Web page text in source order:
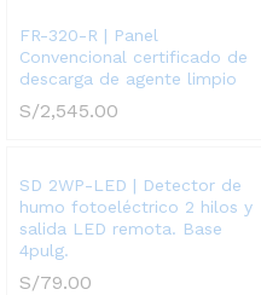
FR-320-R | Panel
Convencional certificado de
descarga de agente limpio
S/2,545.00
SD 2WP-LED | Detector de
humo fotoeléctrico 2 hilos y
salida LED remota. Base
4pulg.
S/79.00